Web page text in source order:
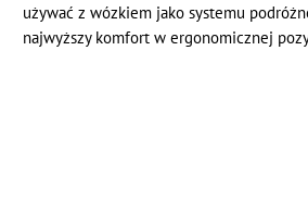
używać z wózkiem jako systemu
najwyższy komfort w ergonomicznej